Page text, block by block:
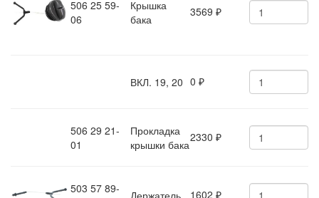
506 25 59-
06
Крышка
бака
3569 ₽
ВКЛ. 19, 20 0 ₽
506 29 21-
01
Прокладка
крышки бака
2330 ₽
503 57 89-
Держатель 1602 ₽